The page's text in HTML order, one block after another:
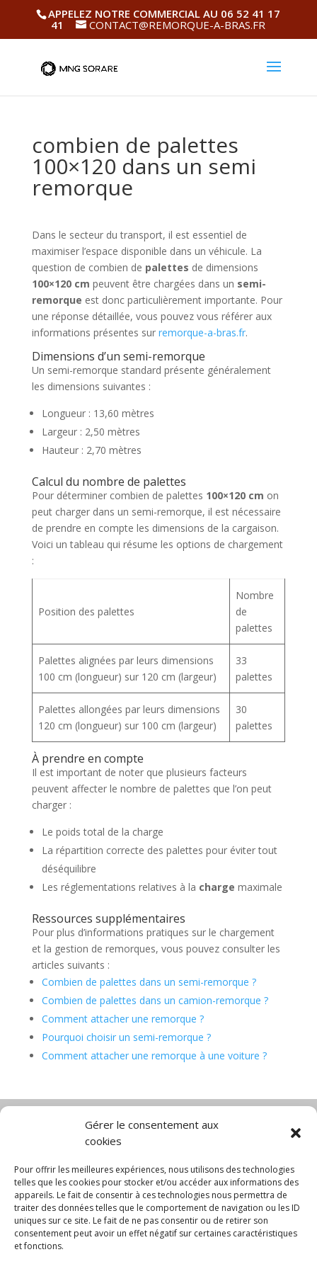
Gérer le consentement aux
cookies
Pour offrir les meilleures expériences, nous utilisons des technologies
telles que les cookies pour stocker et/ou accéder aux informations des
appareils. Le fait de consentir à ces technologies nous permettra de
traiter des données telles que le comportement de navigation ou les ID
uniques sur ce site. Le fait de ne pas consentir ou de retirer son
consentement peut avoir un effet négatif sur certaines caractéristiques
et fonctions.
APPELEZ NOTRE COMMERCIAL AU 06 52 41 17
41
CONTACT@REMORQUE-A-BRAS.FR
combien de palettes
100×120 dans un semi
remorque
Dans le secteur du transport, il est essentiel de
maximiser l’espace disponible dans un véhicule. La
question de combien de palettes de dimensions
100×120 cm peuvent être chargées dans un semi-
remorque est donc particulièrement importante. Pour
une réponse détaillée, vous pouvez vous référer aux
informations présentes sur remorque-a-bras.fr.
Dimensions d’un semi-remorque
Un semi-remorque standard présente généralement
les dimensions suivantes :
Longueur : 13,60 mètres
Largeur : 2,50 mètres
Hauteur : 2,70 mètres
Calcul du nombre de palettes
Pour déterminer combien de palettes 100×120 cm on
peut charger dans un semi-remorque, il est nécessaire
de prendre en compte les dimensions de la cargaison.
Voici un tableau qui résume les options de chargement
:
Position des palettes
Nombre
de
palettes
Palettes alignées par leurs dimensions
100 cm (longueur) sur 120 cm (largeur)
33
palettes
Palettes allongées par leurs dimensions
120 cm (longueur) sur 100 cm (largeur)
30
palettes
À prendre en compte
Il est important de noter que plusieurs facteurs
peuvent affecter le nombre de palettes que l’on peut
charger :
Le poids total de la charge
La répartition correcte des palettes pour éviter tout
déséquilibre
Les réglementations relatives à la charge maximale
Ressources supplémentaires
Pour plus d’informations pratiques sur le chargement
et la gestion de remorques, vous pouvez consulter les
articles suivants :
Combien de palettes dans un semi-remorque ?
Combien de palettes dans un camion-remorque ?
Comment attacher une remorque ?
Pourquoi choisir un semi-remorque ?
Comment attacher une remorque à une voiture ?
Diable électrique
Chariot manutention
CGV
Mentions légales
Politique de confidentialité et protection des
données
Paiement sécurisé
Gérer mes cookies